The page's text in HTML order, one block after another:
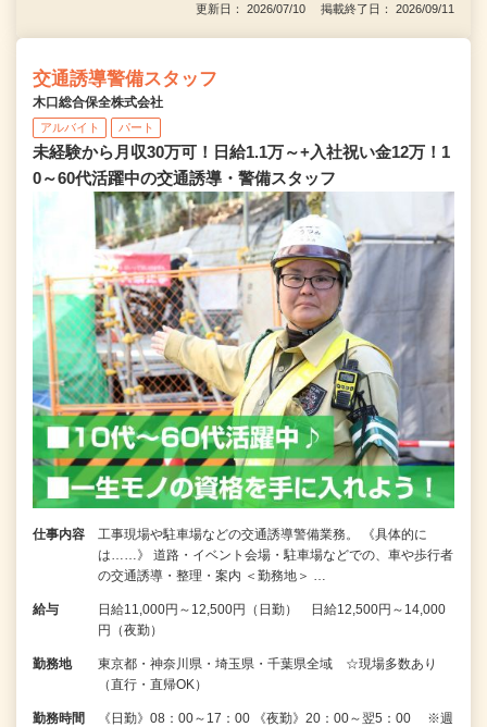
更新日： 2026/07/10 掲載終了日： 2026/09/11
交通誘導警備スタッフ
木口総合保全株式会社
アルバイト パート
未経験から月収30万可！日給1.1万～+入社祝い金12万！1
0～60代活躍中の交通誘導・警備スタッフ
仕事内容
工事現場や駐車場などの交通誘導警備業務。 《具体的に
は……》 道路・イベント会場・駐車場などでの、車や歩行者
の交通誘導・整理・案内 ＜勤務地＞ …
給与
日給11,000円～12,500円（日勤） 日給12,500円～14,000
円（夜勤）
勤務地
東京都・神奈川県・埼玉県・千葉県全域 ☆現場多数あり
（直行・直帰OK）
勤務時間
《日勤》08：00～17：00 《夜勤》20：00～翌5：00 ※週